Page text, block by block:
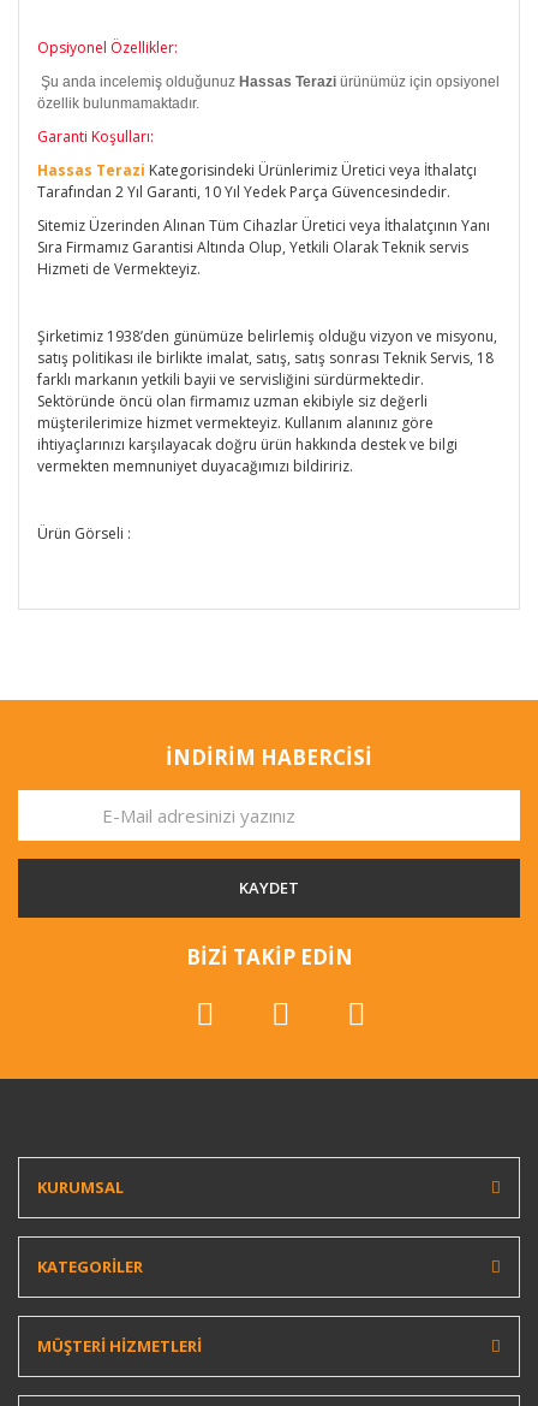
Opsiyonel Özellikler:
Şu anda incelemiş olduğunuz Hassas Terazi ürünümüz için opsiyonel
özellik bulunmamaktadır.
Garanti Koşulları:
Hassas Terazi Kategorisindeki Ürünlerimiz Üretici veya İthalatçı
Tarafından 2 Yıl Garanti, 10 Yıl Yedek Parça Güvencesindedir.
Sitemiz Üzerinden Alınan Tüm Cihazlar Üretici veya İthalatçının Yanı
Sıra Firmamız Garantisi Altında Olup, Yetkili Olarak Teknik servis
Hizmeti de Vermekteyiz.
Şirketimiz 1938’den günümüze belirlemiş olduğu vizyon ve misyonu,
satış politikası ile birlikte imalat, satış, satış sonrası Teknik Servis, 18
farklı markanın yetkili bayii ve servisliğini sürdürmektedir.
Sektöründe öncü olan firmamız uzman ekibiyle siz değerli
müşterilerimize hizmet vermekteyiz. Kullanım alanınız göre
ihtiyaçlarınızı karşılayacak doğru ürün hakkında destek ve bilgi
vermekten memnuniyet duyacağımızı bildiririz.
Ürün Görseli :
İNDİRİM HABERCİSİ
KAYDET
BİZİ TAKİP EDİN
KURUMSAL
KATEGORİLER
MÜŞTERİ HİZMETLERİ